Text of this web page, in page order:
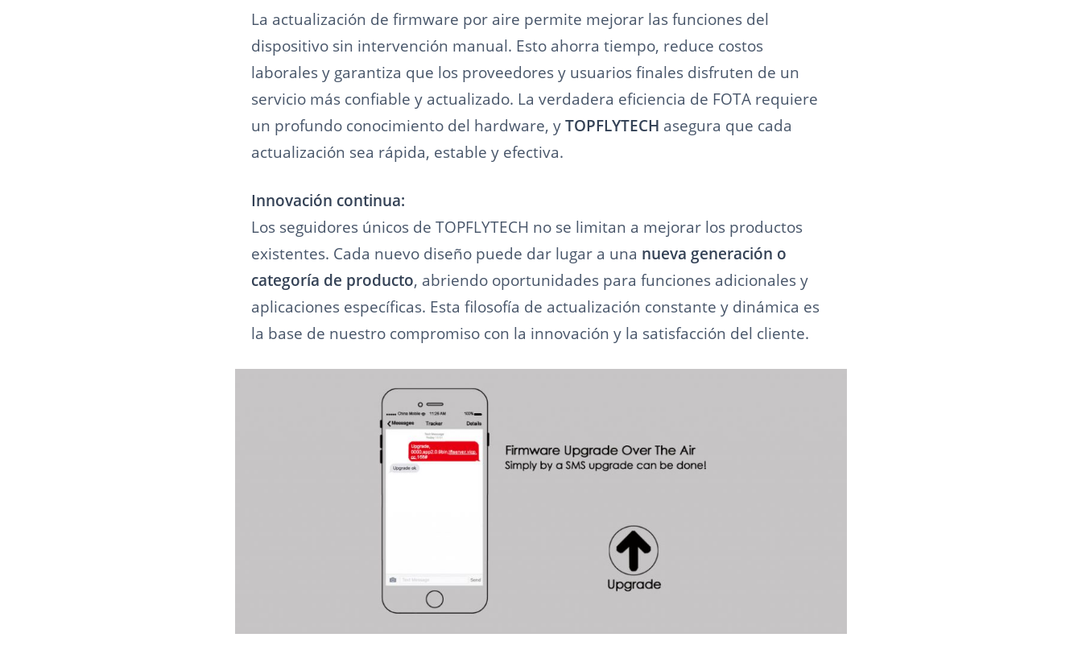
La actualización de firmware por aire permite mejorar las funciones del
dispositivo sin intervención manual. Esto ahorra tiempo, reduce costos
laborales y garantiza que los proveedores y usuarios finales disfruten de un
servicio más confiable y actualizado. La verdadera eficiencia de FOTA requiere
un profundo conocimiento del hardware, y TOPFLYTECH asegura que cada
actualización sea rápida, estable y efectiva.
Innovación continua:
Los seguidores únicos de TOPFLYTECH no se limitan a mejorar los productos
existentes. Cada nuevo diseño puede dar lugar a una nueva generación o
categoría de producto, abriendo oportunidades para funciones adicionales y
aplicaciones específicas. Esta filosofía de actualización constante y dinámica es
la base de nuestro compromiso con la innovación y la satisfacción del cliente.